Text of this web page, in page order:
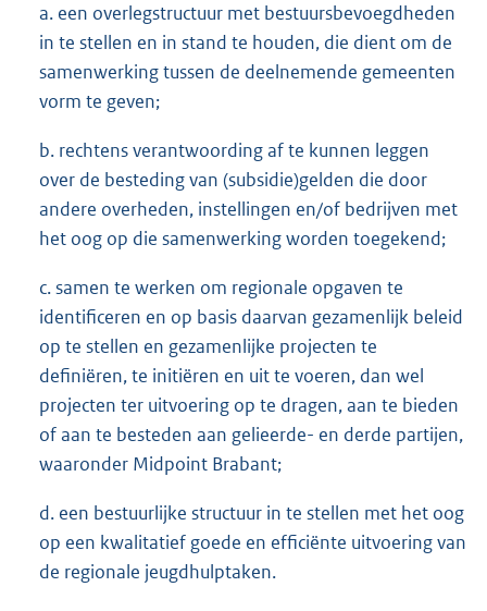
a. een overlegstructuur met bestuursbevoegdheden
in te stellen en in stand te houden, die dient om de
samenwerking tussen de deelnemende gemeenten
vorm te geven;
b. rechtens verantwoording af te kunnen leggen
over de besteding van (subsidie)gelden die door
andere overheden, instellingen en/of bedrijven met
het oog op die samenwerking worden toegekend;
c. samen te werken om regionale opgaven te
identificeren en op basis daarvan gezamenlijk beleid
op te stellen en gezamenlijke projecten te
definiëren, te initiëren en uit te voeren, dan wel
projecten ter uitvoering op te dragen, aan te bieden
of aan te besteden aan gelieerde- en derde partijen,
waaronder Midpoint Brabant;
d. een bestuurlijke structuur in te stellen met het oog
op een kwalitatief goede en efficiënte uitvoering van
de regionale jeugdhulptaken.